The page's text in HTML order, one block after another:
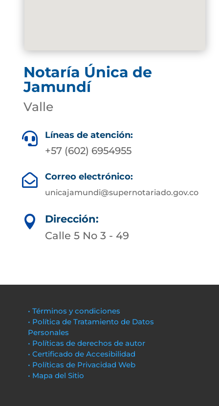
Notaría Única de
Jamundí
Valle
 Líneas de atención:
+57 (602) 6954955
 Correo electrónico:
unicajamundi@supernotariado.gov.co

Dirección:
Calle 5 No 3 - 49
• Términos y condiciones
• Política de Tratamiento de Datos
Personales
• Políticas de derechos de autor
• Certificado de Accesibilidad
• Políticas de Privacidad Web
• Mapa del Sitio